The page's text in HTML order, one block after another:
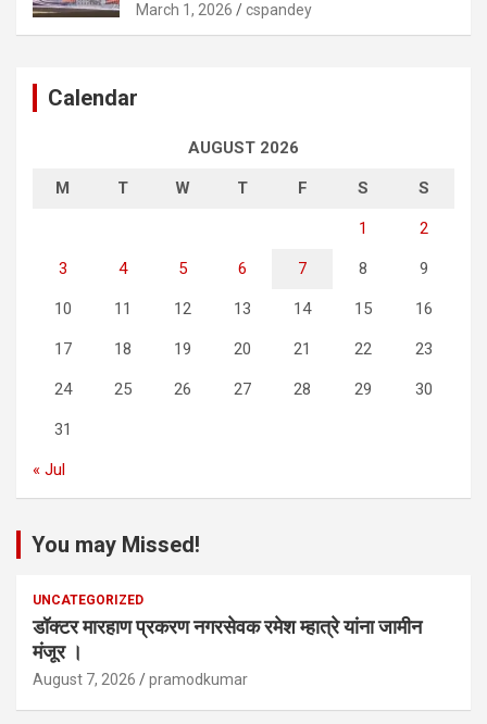
March 1, 2026 cspandey
Calendar
AUGUST 2026
M T W T F S S
1 2
3 4 5 6 7 8 9
10 11 12 13 14 15 16
17 18 19 20 21 22 23
24 25 26 27 28 29 30
31
« Jul
You may Missed!
UNCATEGORIZED
डॉक्टर मारहाण प्रकरण नगरसेवक रमेश म्हात्रे यांना जामीन
मंजूर ।
August 7, 2026 pramodkumar